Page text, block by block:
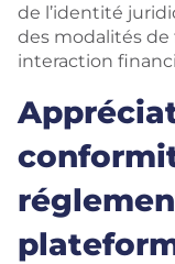
de l’identité
des modalités
interaction